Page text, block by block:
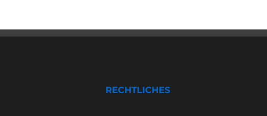
RECHTLICHES